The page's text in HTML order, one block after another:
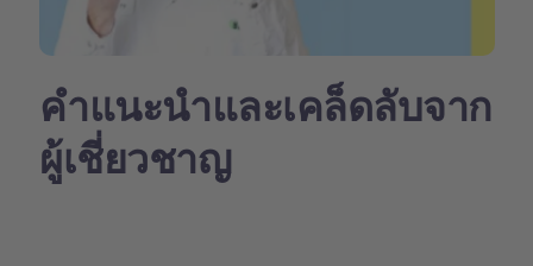
คำแนะนำและเคล็ดลับจาก
ผู้เชี่ยวชาญ